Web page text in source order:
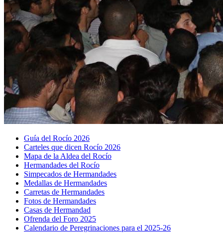
Guía del Rocío 2026
Carteles que dicen Rocío 2026
Mapa de la Aldea del Rocío
Hermandades del Rocío
Simpecados de Hermandades
Medallas de Hermandades
Carretas de Hermandades
Fotos de Hermandades
Casas de Hermandad
Ofrenda del Foro 2025
Calendario de Peregrinaciones para el 2025-26